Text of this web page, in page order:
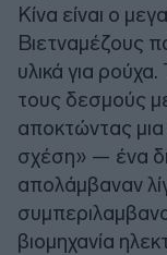
Κίνα είναι ο
Βιετναμέζους
υλικά για
τους δεσμούς
αποκτώντας μια
σχέση» — ένα
απολάμβαναν
βιομηχανία